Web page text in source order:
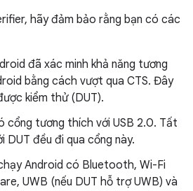
hãy đảm bảo rằng bạn có các
đã xác minh khả năng tương
bằng cách vượt qua CTS. Đây
kiểm thử (DUT).
cổng tương thích với USB 2.0. Tất
DUT đều đi qua cổng này.
Android có Bluetooth, Wi-Fi
UWB (nếu DUT hỗ trợ UWB) và